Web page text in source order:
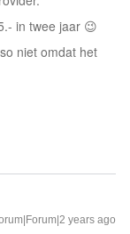
in twee jaar 😉
niet omdat het
years ago